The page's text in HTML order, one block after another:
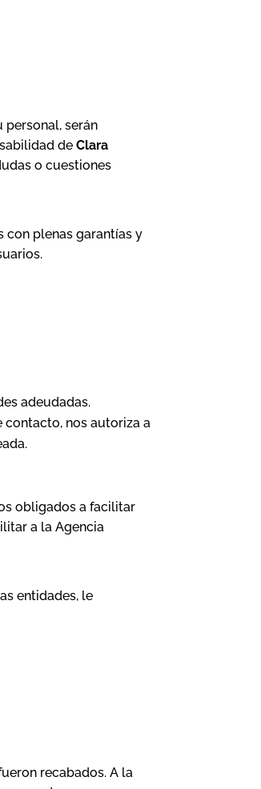
personal, serán
deClara
o cuestiones
con plenas garantías y
adeudadas.
contacto, nos autoriza a
obligados a facilitar
a la Agencia
entidades, le
recabados. A la